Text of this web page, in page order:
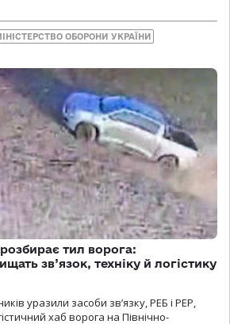
ОБОРОНИ УКРАЇНИ
тил ворога:
зв’язок, техніку й логістику
уразили засоби зв’язку, РЕБ і РЕР,
хаб ворога на Північно-